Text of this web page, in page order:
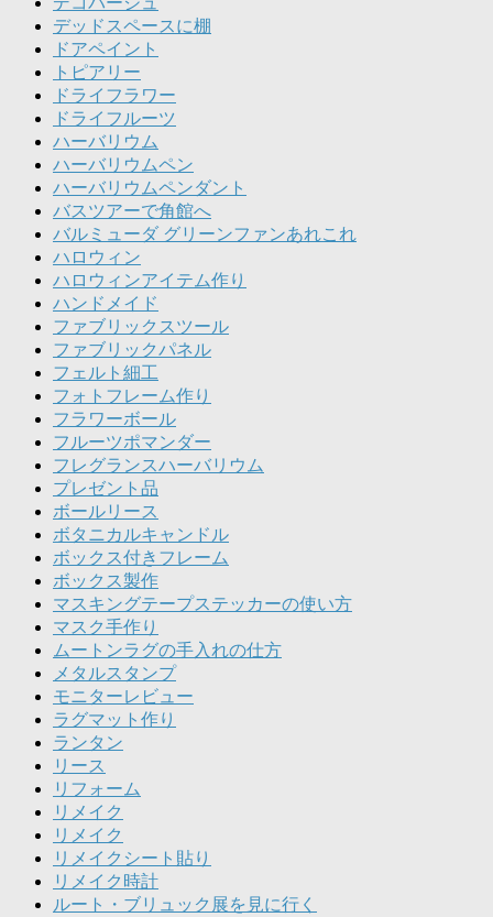
デッドスペースに棚
ドアペイント
トピアリー
ドライフラワー
ドライフルーツ
ハーバリウム
ハーバリウムペン
ハーバリウムペンダント
バスツアーで角館へ
バルミューダ グリーンファンあれこれ
ハロウィン
ハロウィンアイテム作り
ハンドメイド
ファブリックスツール
ファブリックパネル
フェルト細工
フォトフレーム作り
フラワーボール
フルーツポマンダー
フレグランスハーバリウム
プレゼント品
ボールリース
ボタニカルキャンドル
ボックス付きフレーム
ボックス製作
マスキングテープステッカーの使い方
マスク手作り
ムートンラグの手入れの仕方
メタルスタンプ
モニターレビュー
ラグマット作り
ランタン
リース
リフォーム
リメイク
リメイク
リメイクシート貼り
リメイク時計
ルート・ブリュック展を見に行く